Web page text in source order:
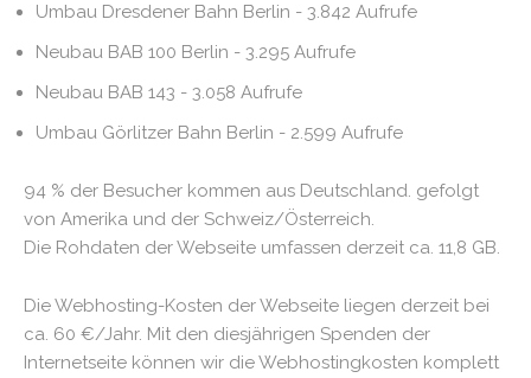
Umbau Dresdener Bahn Berlin - 3.842 Aufrufe
Neubau BAB 100 Berlin - 3.295 Aufrufe
Neubau BAB 143 - 3.058 Aufrufe
Umbau Görlitzer Bahn Berlin - 2.599 Aufrufe
94 % der Besucher kommen aus Deutschland. gefolgt
von Amerika und der Schweiz/Österreich.
Die Rohdaten der Webseite umfassen derzeit ca. 11,8 GB.
Die Webhosting-Kosten der Webseite liegen derzeit bei
ca. 60 €/Jahr. Mit den diesjährigen Spenden der
Internetseite können wir die Webhostingkosten komplett